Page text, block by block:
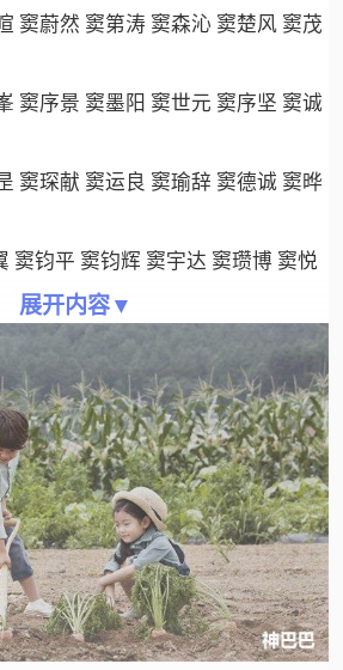
窦蔚然 窦第涛 窦森沁 窦楚风 窦茂
窦序景 窦墨阳 窦世元 窦序坚 窦诚
窦琛献 窦运良 窦瑜辞 窦德诚 窦晔
窦钧平 窦钧辉 窦宇达 窦瓒博 窦悦
展开内容▼